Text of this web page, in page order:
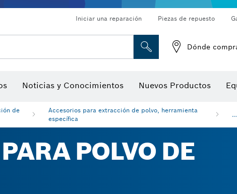
Iniciar una reparación Piezas de repuesto
Dónde
Noticias y Conocimientos Nuevos Productos
de
Accesorios para extracción de polvo, herramienta
específica
...
POLVO DE